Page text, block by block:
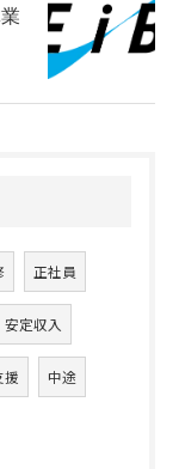
正社員
安定収入
援 中途